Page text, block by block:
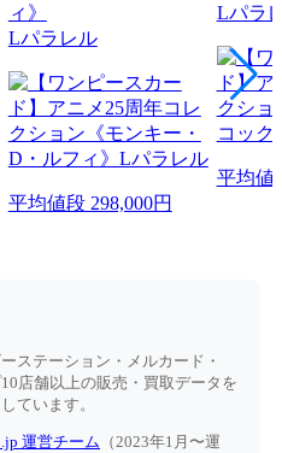
ィ》
Lパラレル
平均値段298,000円
Lパラ
平均値
ステーション・メルカード・
店舗以上の販売・買取データを
ています。
運営チーム （2023年1月〜運